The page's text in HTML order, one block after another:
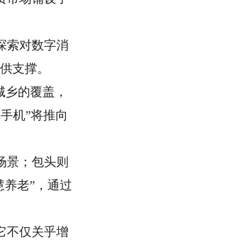
索对数字消
支撑。
的覆盖，
机”将推向
；包头则
老”，通过
不仅关乎增